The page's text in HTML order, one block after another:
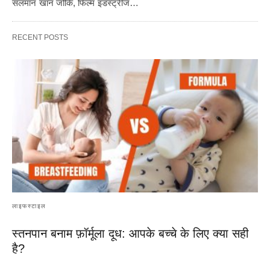
सलमान खान जोकि, फिल्म इंडस्ट्रीज…
RECENT POSTS
लाइफस्टाइल
स्तनपान बनाम फ़ॉर्मूला दूध: आपके बच्चे के लिए क्या सही
है?